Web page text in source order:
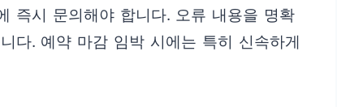
즉시 문의해야 합니다. 오류 내용을 명확
다. 예약 마감 임박 시에는 특히 신속하게